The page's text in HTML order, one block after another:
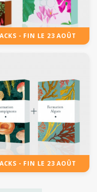
- FIN LE 23 AOÛT
- FIN LE 23 AOÛT